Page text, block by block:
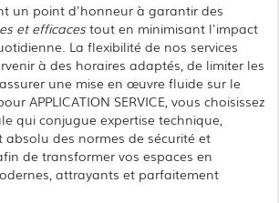
un point d'honneur à garantir des
et efficacestout en minimisant l'impact
La flexibilité de nos services
à des horaires adaptés, de limiter les
une mise en œuvre fluide sur le
APPLICATION SERVICE, vous choisissez
qui conjugue expertise technique,
absolu des normes de sécurité et
de transformer vos espaces en
attrayants et parfaitement